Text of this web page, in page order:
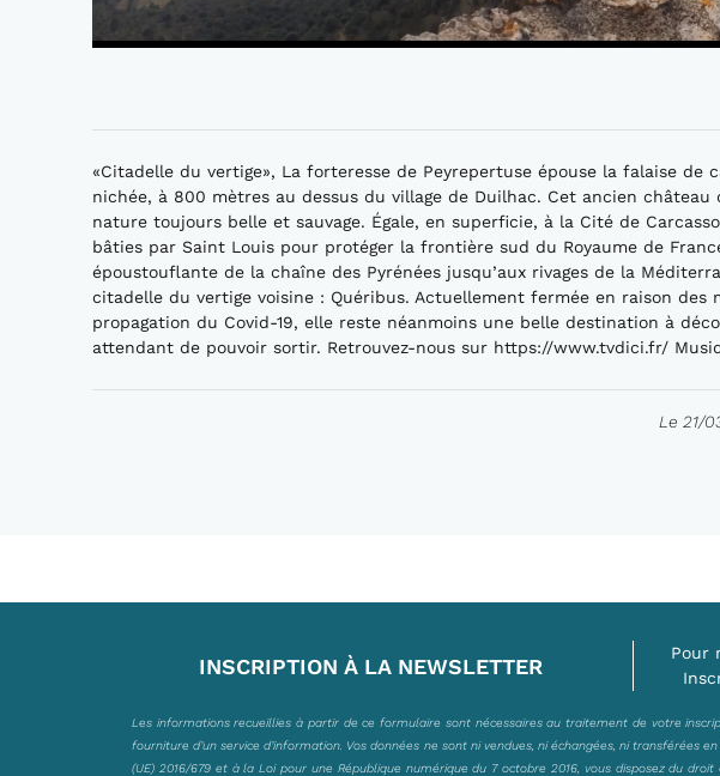
«Citadelle du vertige», La forteresse de Peyrepertuse épouse la falaise de
nichée, à 800 mètres au dessus du village de Duilhac. Cet ancien
nature toujours belle et sauvage. Égale, en superficie, à la Cité de
bâties par Saint Louis pour protéger la frontière sud du Royaume de
époustouflante de la chaîne des Pyrénées jusqu’aux rivages de la
citadelle du vertige voisine : Quéribus. Actuellement fermée en raison des
propagation du Covid-19, elle reste néanmoins une belle destination à
attendant de pouvoir sortir. Retrouvez-nous sur https://www.tvdici.fr/
Le 21/
INSCRIPTION À LA NEWSLETTER
Pour
Les informations recueillies à partir de ce formulaire sont nécessaires au traitement de votre
fourniture d’un service d’information. Vos données ne sont ni vendues, ni échangées, ni
(UE) 2016/679 et à la Loi pour une République numérique du 7 octobre 2016, vous disposez du